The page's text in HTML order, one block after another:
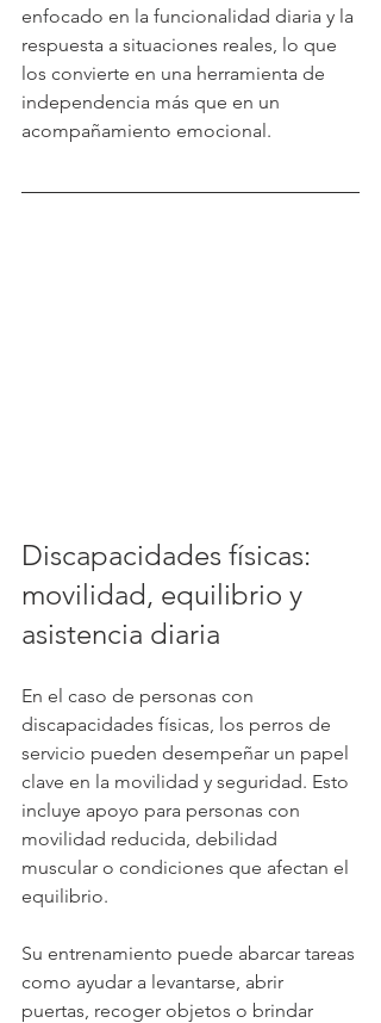
enfocado en la funcionalidad diaria y la
respuesta a situaciones reales, lo que
los convierte en una herramienta de
independencia más que en un
acompañamiento emocional.
Discapacidades físicas:
movilidad, equilibrio y
asistencia diaria
En el caso de personas con
discapacidades físicas, los perros de
servicio pueden desempeñar un papel
clave en la movilidad y seguridad. Esto
incluye apoyo para personas con
movilidad reducida, debilidad
muscular o condiciones que afectan el
equilibrio.
Su entrenamiento puede abarcar tareas
como ayudar a levantarse, abrir
puertas, recoger objetos o brindar